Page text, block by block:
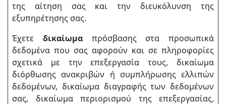
της αίτηση σας και την διευκόλυνση της
εξυπηρέτησης σας.
Έχετε δικαίωμα πρόσβασης στα προσωπικά
δεδομένα που σας αφορούν και σε πληροφορίες
σχετικά με την επεξεργασία τους, δικαίωμα
διόρθωσης ανακριβών ή συμπλήρωσης ελλιπών
δεδομένων, δικαίωμα διαγραφής των δεδομένων
σας, δικαίωμα περιορισμού της επεξεργασίας,